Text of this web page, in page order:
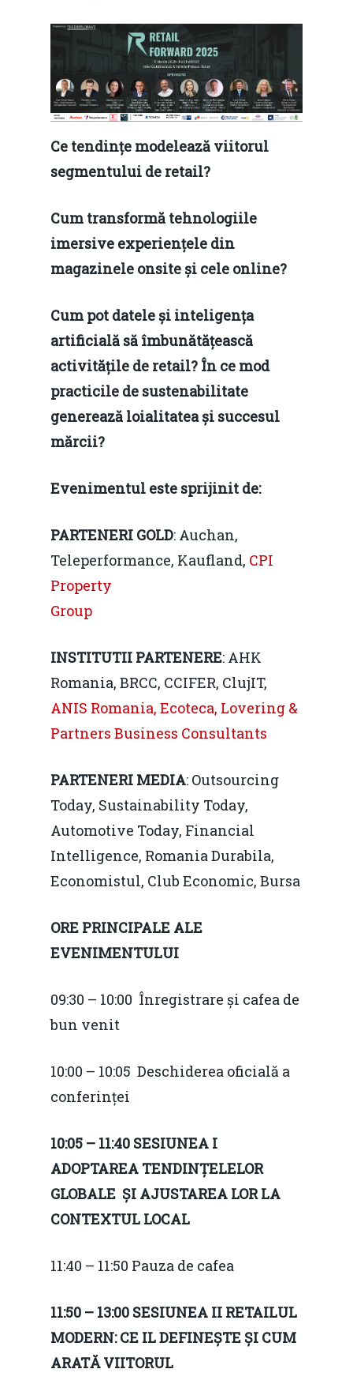
Ce tendințe modelează viitorul
segmentului de retail?
Cum transformă tehnologiile
imersive experiențele din
magazinele onsite și cele online?
Cum pot datele și inteligența
artificială să îmbunătățească
activitățile de retail? În ce mod
practicile de sustenabilitate
generează loialitatea și succesul
mărcii?
Evenimentul este sprijinit de:
PARTENERI GOLD: Auchan,
Teleperformance, Kaufland, CPI
Property
Group
INSTITUTII PARTENERE: AHK
Romania, BRCC, CCIFER, ClujIT,
ANIS Romania, Ecoteca, Lovering &
Partners Business Consultants
PARTENERI MEDIA: Outsourcing
Today, Sustainability Today,
Automotive Today, Financial
Intelligence, Romania Durabila,
Economistul, Club Economic, Bursa
ORE PRINCIPALE ALE
EVENIMENTULUI
09:30 – 10:00 Înregistrare și cafea de
bun venit
10:00 – 10:05 Deschiderea oficială a
conferinței
10:05 – 11:40 SESIUNEA I
ADOPTAREA TENDINȚELELOR
GLOBALE ȘI AJUSTAREA LOR LA
CONTEXTUL LOCAL
11:40 – 11:50 Pauza de cafea
11:50 – 13:00 SESIUNEA II RETAILUL
MODERN: CE IL DEFINEȘTE ȘI CUM
ARATĂ VIITORUL